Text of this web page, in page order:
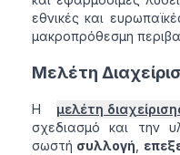
εθνικές και
μακροπρόθεσμη
Μελέτη
Η μελέτη
σχεδιασμό και την
σωστή συλλογή